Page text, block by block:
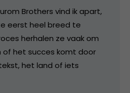
Brothers vind ik apart,
eerst heel breed te
herhalen ze vaak om
het succes komt door
het land of iets